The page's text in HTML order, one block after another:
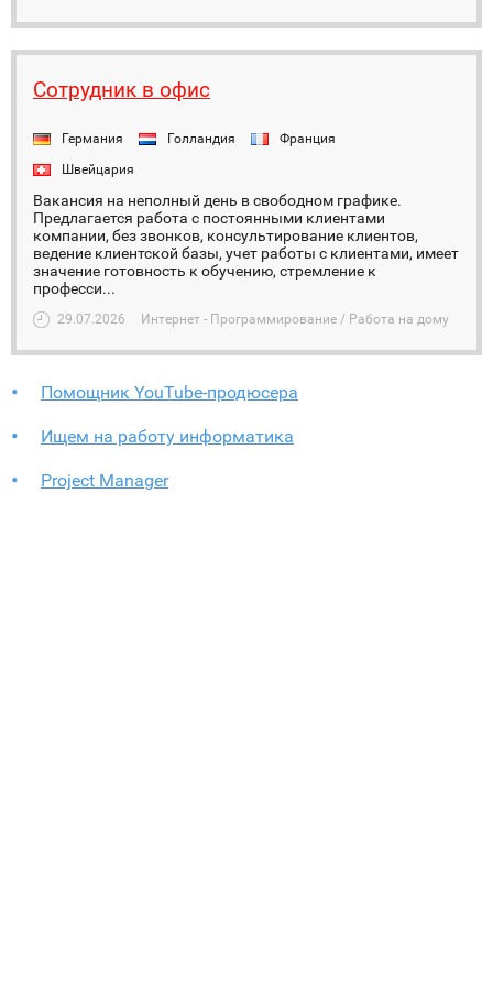
Сотрудник в офис
Германия Голландия
Франция
Швейцария
Вакансия на неполный день в свободном графике.
Предлагается работа с постоянными клиентами
компании, без звонков, консультирование клиентов,
ведение клиентской базы, учет работы с клиентами, имеет
значение готовность к обучению, стремление к
професси...
29.07.2026 Интернет - Программирование / Работа на дому
Помощник YouTube-продюсера
Ищем на работу информатика
Project Manager